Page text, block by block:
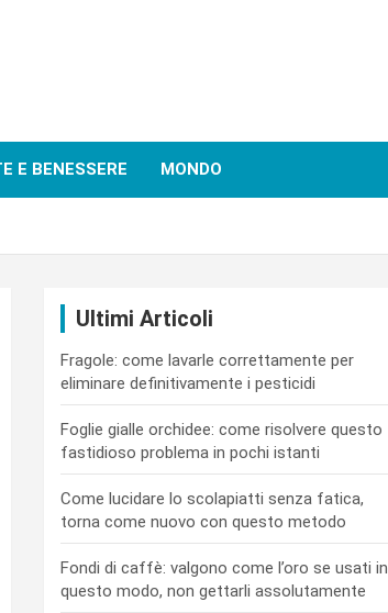
E BENESSERE MONDO
Ultimi Articoli
Fragole: come lavarle correttamente per
eliminare definitivamente i pesticidi
Foglie gialle orchidee: come risolvere questo
fastidioso problema in pochi istanti
Come lucidare lo scolapiatti senza fatica,
torna come nuovo con questo metodo
Fondi di caffè: valgono come l’oro se usati in
questo modo, non gettarli assolutamente